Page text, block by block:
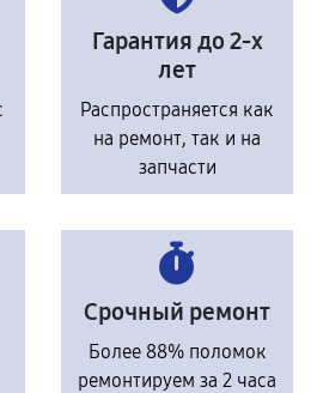
Гарантия до 2-х
лет
Распространяется как
на ремонт, так и на
запчасти
Срочный ремонт
Более 88% поломок
ремонтируем за 2 часа